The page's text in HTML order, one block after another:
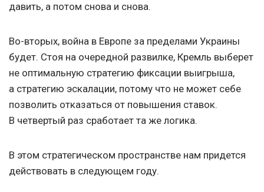
давить, а потом снова и снова.
Во-вторых, война в Европе за пределами Украины
будет. Стоя на очередной развилке, Кремль выберет
не оптимальную стратегию фиксации выигрыша,
а стратегию эскалации, потому что не может себе
позволить отказаться от повышения ставок.
В четвертый раз сработает та же логика.
В этом стратегическом пространстве нам придется
действовать в следующем году.